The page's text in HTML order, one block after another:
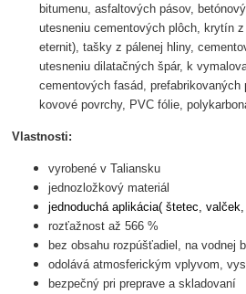
bitumenu, asfaltových pásov,
utesneniu cementových plôch, krytín
eternit), tašky z pálenej hliny,
utesneniu dilatačných špár, k
cementových fasád, prefabrikovaných
kovové povrchy, PVC fólie,
Vlastnosti:
vyrobené v Taliansku
jednozložkový materiál
jednoduchá aplikácia( štetec,
rozťažnost až 566 %
bez obsahu rozpúšťadiel, na vodnej
odolává atmosferickým vplyvom,
bezpečný pri preprave a skladovaní